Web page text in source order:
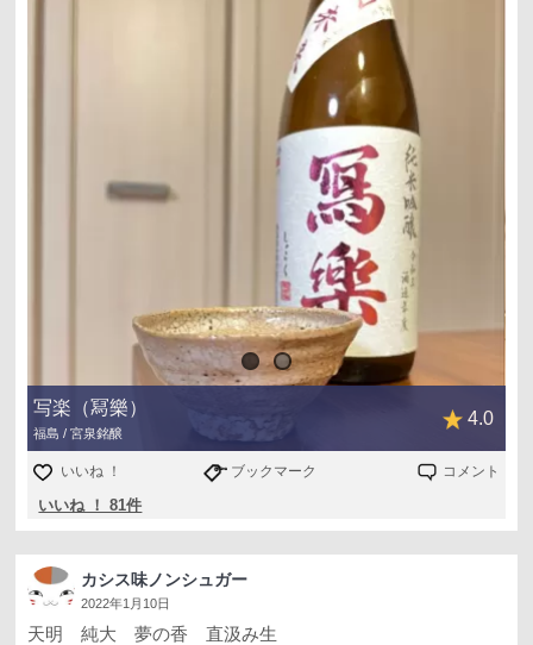
写楽（冩樂）
福島 / 宮泉銘醸
4.0
いいね ！ ブックマーク コメント
いいね ！ 81件
カシス味ノンシュガー
2022年1月10日
天明 純大 夢の香 直汲み生